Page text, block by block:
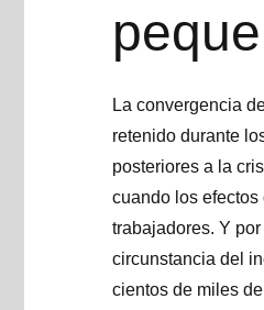
La convergencia
retenido durante
posteriores a la
cuando los
trabajadores. Y
circunstancia del
cientos de miles